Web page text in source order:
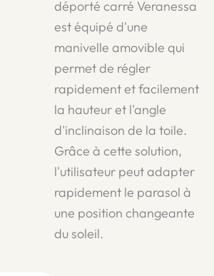
déporté carré Veranessa
est équipé d'une
manivelle amovible qui
permet de régler
rapidement et facilement
la hauteur et l'angle
d'inclinaison de la toile.
Grâce à cette solution,
l'utilisateur peut adapter
rapidement le parasol à
une position changeante
du soleil.